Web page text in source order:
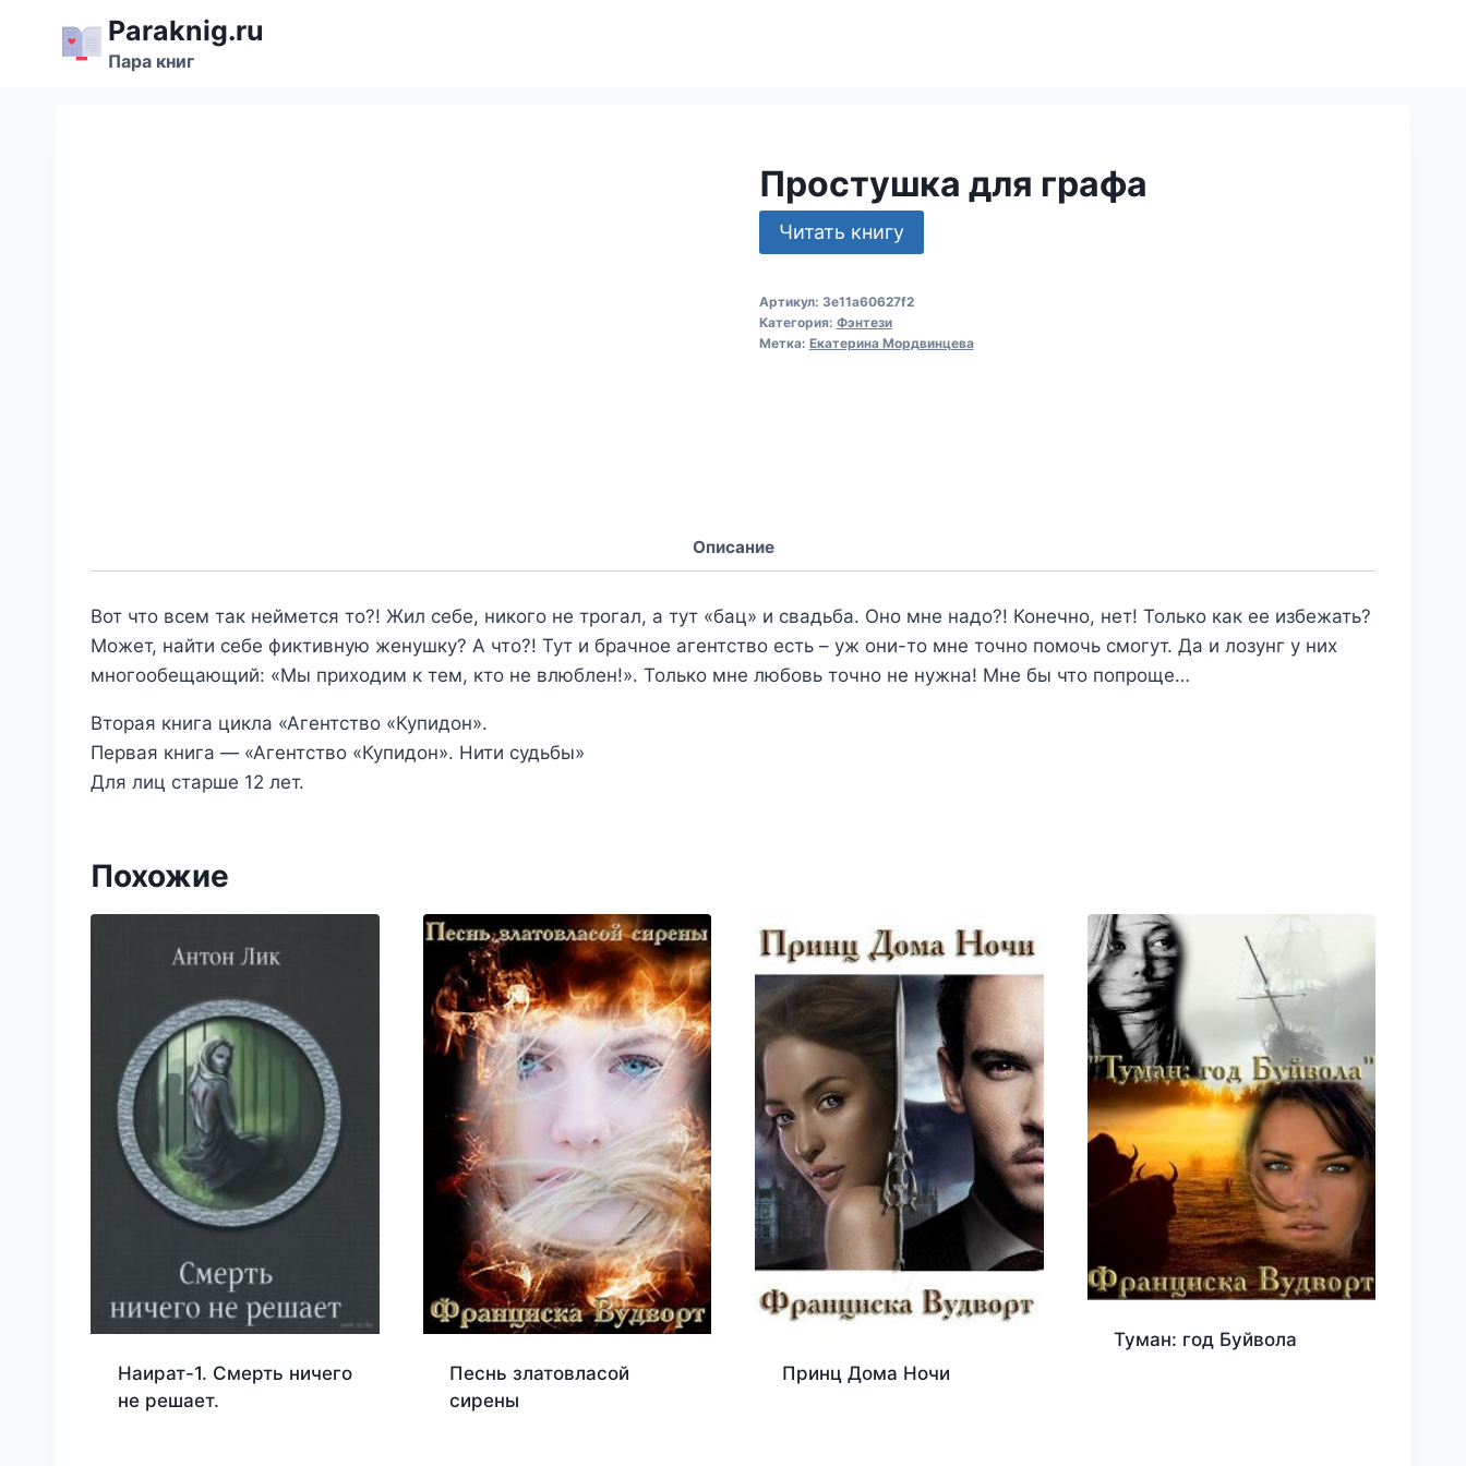
содержимому
Paraknig.ru
Пара книг
Простушка для графа
Читать книгу
Артикул: 3e11a60627f2
Категория: Фэнтези
Метка: Екатерина Мордвинцева
Описание
Вот что всем так неймется то?! Жил себе, никого не трогал, а тут «бац» и свадьба. Оно мне надо?! Конечно, нет! Только как ее избежать?
Может, найти себе фиктивную женушку? А что?! Тут и брачное агентство есть – уж они-то мне точно помочь смогут. Да и лозунг у них
многообещающий: «Мы приходим к тем, кто не влюблен!». Только мне любовь точно не нужна! Мне бы что попроще…
Вторая книга цикла «Агентство «Купидон».
Первая книга — «Агентство «Купидон». Нити судьбы»
Для лиц старше 12 лет.
Похожие
Наират-1. Смерть ничего
не решает.
Песнь златовласой
сирены
Принц Дома Ночи
Туман: год Буйвола